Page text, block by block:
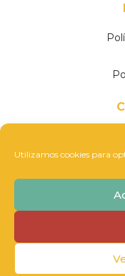
Utilizamos cookies para
30163